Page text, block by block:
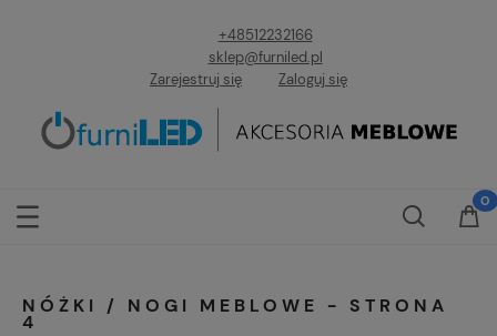
+48512232166
sklep@furniled.pl
Zarejestruj się
Zaloguj się
NÓŻKI / NOGI MEBLOWE - STRONA
4